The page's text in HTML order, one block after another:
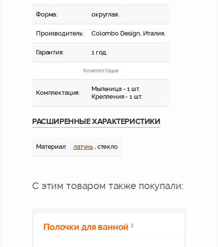
Форма: округлая.
Производитель: Colombo Design, Италия.
Гарантия: 1 год.
Комплектация
Комплектация:
Мыльница - 1 шт.
Крепления - 1 шт.
РАСШИРЕННЫЕ ХАРАКТЕРИСТИКИ
Материал латунь , стекло
С этим товаром также покупали:
Полочки для ванной 3